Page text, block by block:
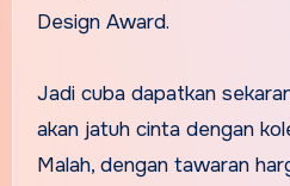
Design Award.
Jadi cuba dapatkan
akan jatuh cinta dengan
Malah, dengan tawaran